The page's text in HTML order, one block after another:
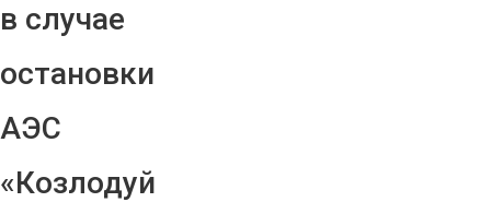
в случае
остановки
АЭС
«Козлодуй